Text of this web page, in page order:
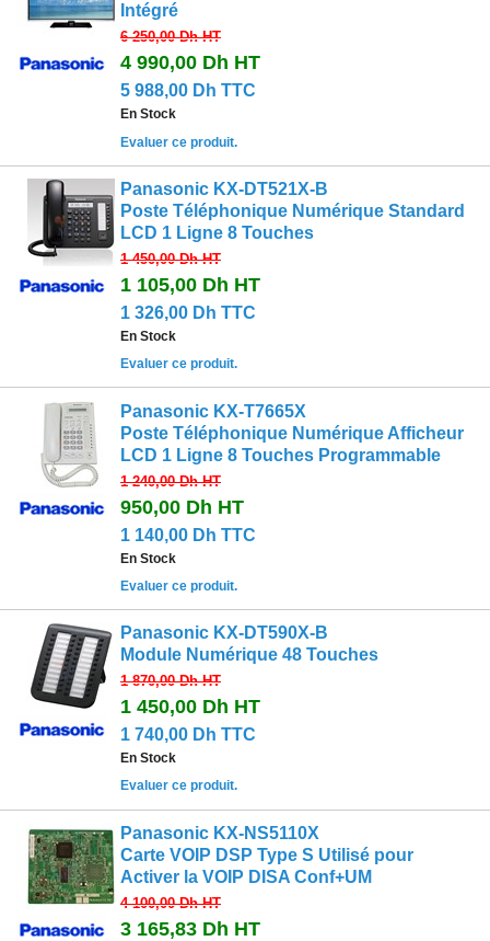
Intégré
6 250,00 DhHT
4 990,00 Dh HT
5 988,00 Dh TTC
En Stock
Evaluer ce produit.
Panasonic KX-DT521X-B
Poste Téléphonique Numérique Standard
LCD 1 Ligne 8 Touches
1 450,00 DhHT
1 105,00 Dh HT
1 326,00 Dh TTC
En Stock
Evaluer ce produit.
Panasonic KX-T7665X
Poste Téléphonique Numérique Afficheur
LCD 1 Ligne 8 Touches Programmable
1 240,00 DhHT
950,00 Dh HT
1 140,00 Dh TTC
En Stock
Evaluer ce produit.
Panasonic KX-DT590X-B
Module Numérique 48 Touches
1 870,00 DhHT
1 450,00 Dh HT
1 740,00 Dh TTC
En Stock
Evaluer ce produit.
Panasonic KX-NS5110X
Carte VOIP DSP Type S Utilisé pour
Activer la VOIP DISA Conf+UM
4 100,00 DhHT
3 165,83 Dh HT